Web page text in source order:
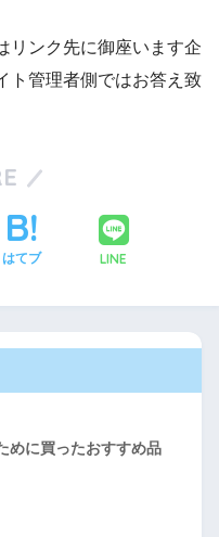
リンク先に御座います企
ト管理者側ではお答え致
はてブ LINE
めに買ったおすすめ品